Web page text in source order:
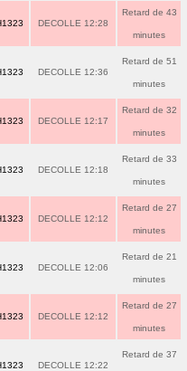
DECOLLE 12:28
Retard de 43
minutes
DECOLLE 12:36
Retard de 51
minutes
DECOLLE 12:17
Retard de 32
minutes
DECOLLE 12:18
Retard de 33
minutes
DECOLLE 12:12
Retard de 27
minutes
DECOLLE 12:06
Retard de 21
minutes
DECOLLE 12:12
Retard de 27
minutes
DECOLLE 12:22
Retard de 37